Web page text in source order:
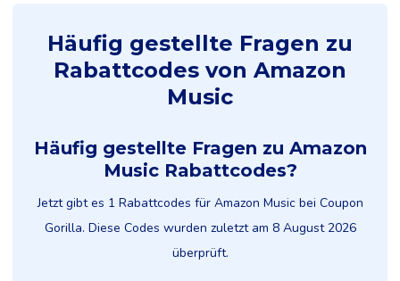
Häufig gestellte Fragen zu
Rabattcodes von Amazon
Music
Häufig gestellte Fragen zu Amazon
Music Rabattcodes?
Jetzt gibt es 1 Rabattcodes für Amazon Music bei Coupon
Gorilla. Diese Codes wurden zuletzt am 8 August 2026
überprüft.